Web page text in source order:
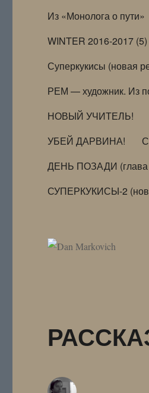
Из «Монолога о пути»
WINTER 2016-2017 (5)
Суперкукисы (новая
РЕМ — художник. Из
НОВЫЙ УЧИТЕЛЬ!
УБЕЙ ДАРВИНА!
ДЕНЬ ПОЗАДИ
СУПЕРКУКИСЫ-2